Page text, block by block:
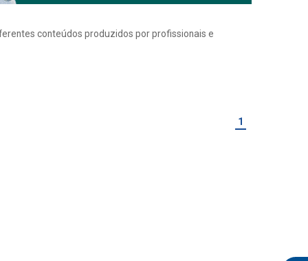
conteúdos produzidos por profissionais e
1